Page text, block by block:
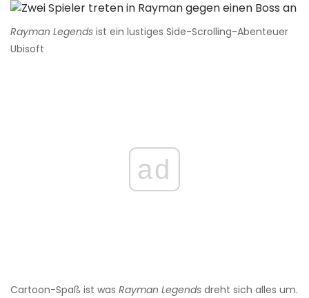
Rayman Legends ist ein lustiges Side-Scrolling-Abenteuer
Ubisoft
ad
Cartoon-Spaß ist was Rayman Legends dreht sich alles um.